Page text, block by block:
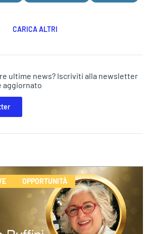
CARICA ALTRI
ultime news? Iscriviti alla newsletter
aggiornato
OPPORTUNITÀ